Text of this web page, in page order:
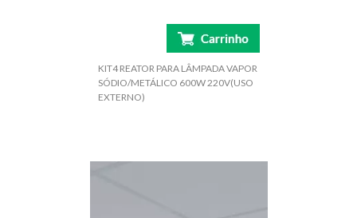
KIT4 REATOR PARA LÂMPADA VAPOR
SÓDIO/METÁLICO 600W 220V(USO
EXTERNO)